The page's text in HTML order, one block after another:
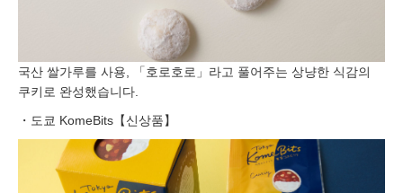
국산 쌀가루를 사용, 「호로호로」라고 풀어주는 상냥한 식감의
쿠키로 완성했습니다.
・도쿄 KomeBits【신상품】